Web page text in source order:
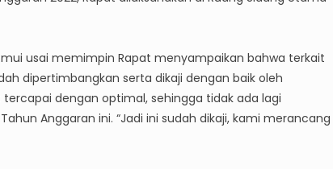
usai memimpin Rapat menyampaikan bahwa terkait
dipertimbangkan serta dikaji dengan baik oleh
dengan optimal, sehingga tidak ada lagi
Anggaran ini. “Jadi ini sudah dikaji, kami merancang